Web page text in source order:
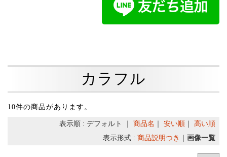
カラフル
10件の商品があります。
表示順 : デフォルト ｜ 商品名 安い順
高い順
表示形式 : 商品説明つき 画像一覧